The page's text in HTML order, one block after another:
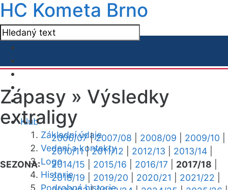
HC Kometa Brno
Klub
Základní údaje
Vedení a kontakty
Logo
Historie
Podrobná historie
Zápasy » Výsledky
extraligy
SEZONA:
2006/07|2007/08 2008/09 2009/10
2010/11|2011/12 2012/13 2013/14
2014/15
2015/16 2016/17 2017/18
2018/19
2019/20 2020/21 2021/22